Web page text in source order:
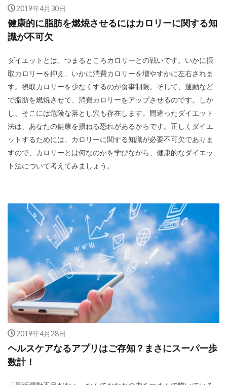
2019年4月30日
健康的に脂肪を燃焼させるにはカロリーに関する知
識が不可欠
ダイエットとは、つまるところカロリーとの戦いです。いかに摂
取カロリーを抑え、いかに消費カロリーを増やすかに左右されま
す。摂取カロリーを少なくするのが食事制限。そして、運動など
で脂肪を燃焼させて、消費カロリーをアップさせるのです。しか
し、そこには危険な落とし穴も存在します。間違ったダイエット
法は、あなたの健康を損ねる恐れがあるからです。正しくダイエ
ットするためには、カロリーに関する知識が必要不可欠でありま
すので、カロリーとは何なのかを学びながら、健康的なダイエッ
ト法について考えてみましょう。
2019年4月28日
ヘルスケアなるアプリはご存知？まさにスーパー歩
数計！